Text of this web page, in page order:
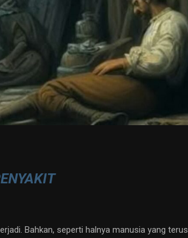
Bahkan, seperti halnya manusia yang terus